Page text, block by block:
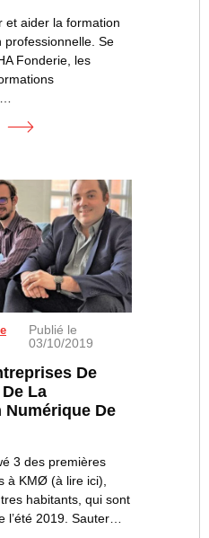
et aider la formation
professionnelle. Se
Fonderie, les
Publié le
03/10/2019
De
La
De
3 des premières
à KMØ (à lire ici),
habitants, qui sont
l’été 2019. Sauter…